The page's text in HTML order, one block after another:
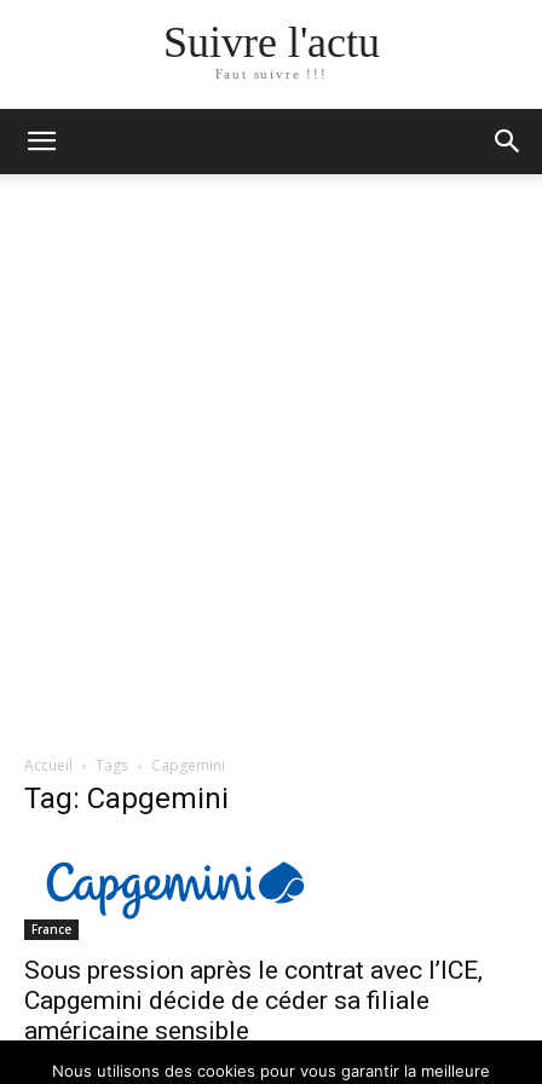
Suivre l'actu
Faut suivre !!!
Accueil Tags Capgemini
Tag: Capgemini
France
Sous pression après le contrat avec l’ICE,
Capgemini décide de céder sa filiale
américaine sensible
La redaction - 2 février 2026
Nous utilisons des cookies pour vous garantir la meilleure